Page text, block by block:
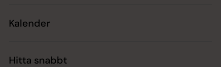
Kalender
Hitta snabbt